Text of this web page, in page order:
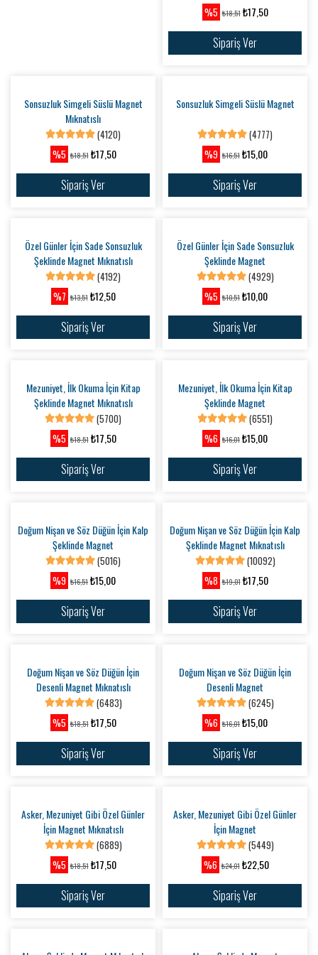
Sonsuzluk Simgeli Süslü Magnet
%5 ₺18,51₺17,50
Sipariş Ver
Sonsuzluk Simgeli Süslü Magnet
%9 ₺16,51₺15,00
Sipariş Ver
Özel Günler İçin Sade Sonsuzluk
%7 ₺13,51₺12,50
Sipariş Ver
Özel Günler İçin Sade Sonsuzluk
Şeklinde Magnet
(4929)
%5 ₺10,51₺10,00
Sipariş Ver
Mezuniyet, İlk Okuma İçin Kitap
%5 ₺18,51₺17,50
Sipariş Ver
Mezuniyet, İlk Okuma İçin Kitap
Şeklinde Magnet
(6551)
%6 ₺16,01₺15,00
Sipariş Ver
Doğum Nişan ve Söz Düğün İçin Kalp
Şeklinde Magnet
(5016)
Doğum Nişan ve Söz Düğün İçin Kalp
Şeklinde Magnet Mıknatıslı
(10092)
%8 ₺19,01 ₺17,50
Sipariş Ver
Doğum Nişan ve Söz Düğün İçin
Desenli Magnet Mıknatıslı
(6483)